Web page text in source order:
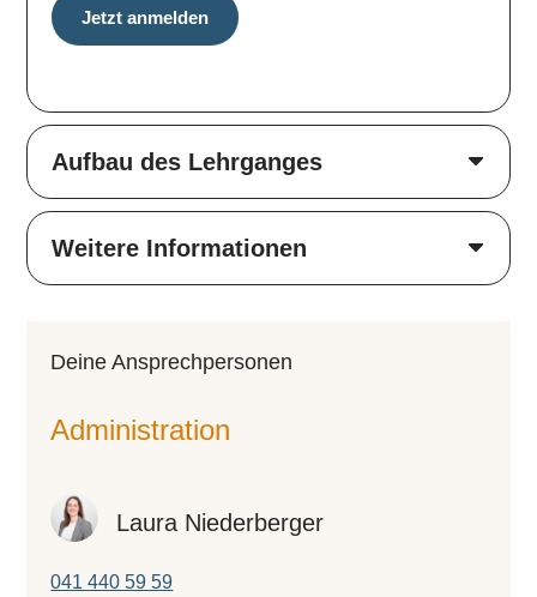
Jetzt anmelden
Aufbau des Lehrganges
Weitere Informationen
Deine An­sprech­per­so­nen
Administration
Laura Niederberger
041 440 59 59